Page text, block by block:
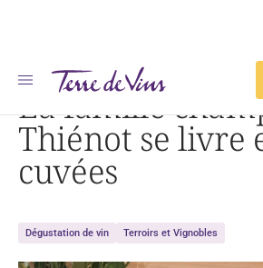
Accueil La famille champenoise Thiénot se livre en cuvées
La famille
Thiénot se livre
cuvées
Dégustation de vin Terroirs et Vignobles